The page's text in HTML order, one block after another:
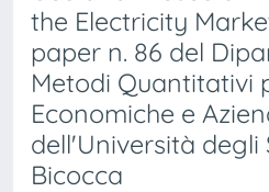
the Electricity
paper n. 86 del
Metodi Quantitativi
Economiche e
dell'Università degli
Bicocca